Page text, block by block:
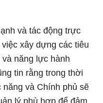
và tác động trực
xây dựng các tiêu
năng lực hành
tin rằng trong thời
và Chính phủ sẽ
lý phù hợp để đảm